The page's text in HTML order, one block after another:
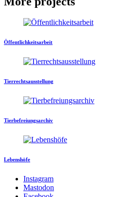
Öffentlichkeitsarbeit
Tierrechtsausstellung
Tierbefreiungsarchiv
Lebenshöfe
Instagram
Mastodon